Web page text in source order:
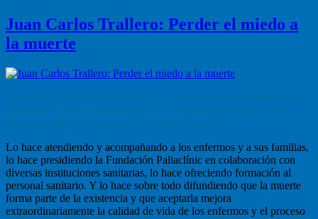
Juan Carlos Trallero: Perder el miedo a
la muerte
Lo hace atendiendo y acompañando a los enfermos y a sus familias,
lo hace presidiendo la Fundación Paliaclínic en colaboración con
diversas instituciones sanitarias, lo hace ofreciendo formación al
personal sanitario. Y lo hace sobre todo difundiendo que la muerte
forma parte de la existencia y que aceptarla mejora
extraordinariamente la calidad de vida de los enfermos y el proceso